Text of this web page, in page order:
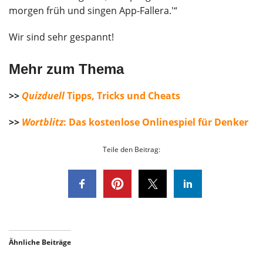
morgen früh und singen App-Fallera.'“
Wir sind sehr gespannt!
Mehr zum Thema
>> QuizduellTipps, Tricks und Cheats
>> Wortblitz: Das kostenlose Onlinespiel für Denker
Teile den Beitrag:
Ähnliche Beiträge